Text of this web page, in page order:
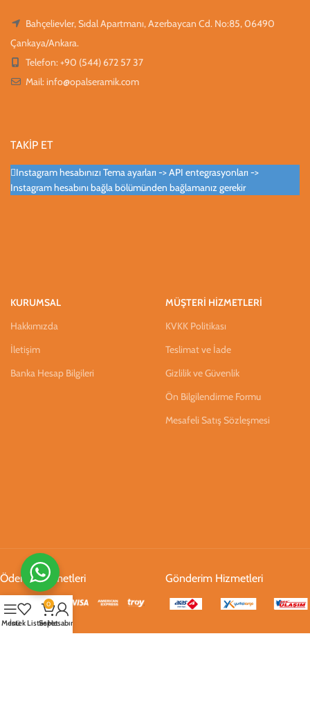
Bahçelievler, Sıdal Apartmanı, Azerbaycan Cd. No:85, 06490
Çankaya/Ankara.
Telefon: +90 (544) 672 57 37
Mail: info@opalseramik.com
TAKİP ET
Instagram hesabınızı Tema ayarları -> API entegrasyonları ->
Instagram hesabını bağla bölümünden bağlamanız gerekir
KURUMSAL
Hakkımızda
İletişim
Banka Hesap Bilgileri
MÜŞTERİ HİZMETLERİ
KVKK Politikası
Teslimat ve İade
Gizlilik ve Güvenlik
Ön Bilgilendirme Formu
Mesafeli Satış Sözleşmesi
Ödeme Hizmetleri Gönderim Hizmetleri
Menüİstek Listesi
0
SepetHesabım